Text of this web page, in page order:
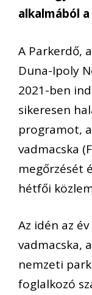
alkalmából
A Parkerdő,
Duna-Ipoly
2021-ben
sikeresen
programot,
vadmacska
megőrzését
hétfői
Az idén az
vadmacska,
nemzeti
foglalkozó